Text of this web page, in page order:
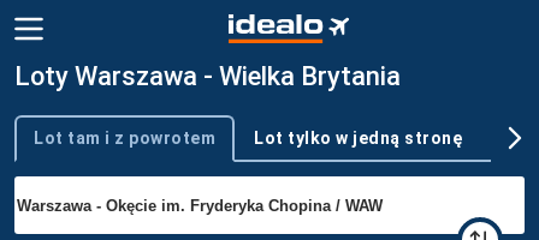
Loty Warszawa - Wielka Brytania
Typ podróży
Lot tam i z powrotem Lot tylko w jedną stronę